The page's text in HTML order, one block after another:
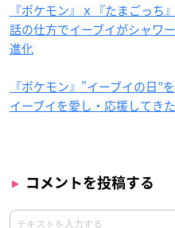
『ポケモン』ｘ『たまごっち
話の仕方でイーブイがシャワ
進化
『ポケモン』”イーブイの日”
イーブイを愛し・応援してき
コメントを投稿する